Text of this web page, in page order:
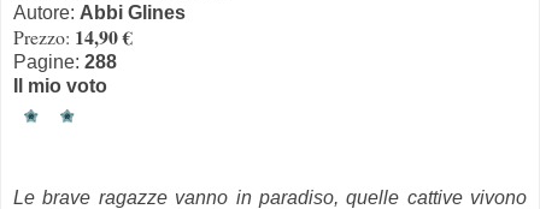
Autore: Abbi Glines
Prezzo: 14,90 €
Pagine: 288
Il mio voto
Le brave ragazze vanno in paradiso, quelle cattive vivono